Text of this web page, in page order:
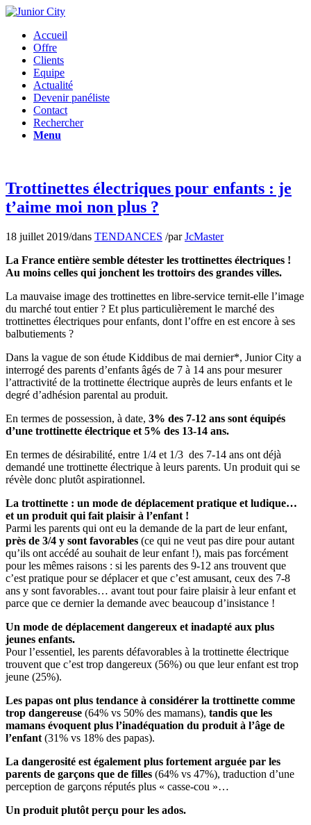
Accueil
Offre
Clients
Equipe
Actualité
Devenir panéliste
Contact
Rechercher
Menu
Trottinettes électriques pour enfants : je
t’aime moi non plus ?
18 juillet 2019/dans TENDANCES /parJcMaster
La France entière semble détester les trottinettes électriques !
Au moins celles qui jonchent les trottoirs des grandes villes.
La mauvaise image des trottinettes en libre-service ternit-elle l’image
du marché tout entier ? Et plus particulièrement le marché des
trottinettes électriques pour enfants, dont l’offre en est encore à ses
balbutiements ?
Dans la vague de son étude Kiddibus de mai dernier*, Junior City a
interrogé des parents d’enfants âgés de 7 à 14 ans pour mesurer
l’attractivité de la trottinette électrique auprès de leurs enfants et le
degré d’adhésion parental au produit.
En termes de possession, à date, 3% des 7-12 ans sont équipés
d’une trottinette électrique et 5% des 13-14 ans.
En termes de désirabilité, entre 1/4 et 1/3 des 7-14 ans ont déjà
demandé une trottinette électrique à leurs parents. Un produit qui se
révèle donc plutôt aspirationnel.
La trottinette : un mode de déplacement pratique et ludique…
et un produit qui fait plaisir à l’enfant !
Parmi les parents qui ont eu la demande de la part de leur enfant,
près de 3/4 y sont favorables (ce qui ne veut pas dire pour autant
qu’ils ont accédé au souhait de leur enfant !), mais pas forcément
pour les mêmes raisons : si les parents des 9-12 ans trouvent que
c’est pratique pour se déplacer et que c’est amusant, ceux des 7-8
ans y sont favorables… avant tout pour faire plaisir à leur enfant et
parce que ce dernier la demande avec beaucoup d’insistance !
Un mode de déplacement dangereux et inadapté aux plus
jeunes enfants.
Pour l’essentiel, les parents défavorables à la trottinette électrique
trouvent que c’est trop dangereux (56%) ou que leur enfant est trop
jeune (25%).
Les papas ont plus tendance à considérer la trottinette comme
trop dangereuse (64% vs 50% des mamans), tandis que les
mamans évoquent plus l’inadéquation du produit à l’âge de
l’enfant (31% vs 18% des papas).
La dangerosité est également plus fortement arguée par les
parents de garçons que de filles (64% vs 47%), traduction d’une
perception de garçons réputés plus « casse-cou »…
Un produit plutôt perçu pour les ados.